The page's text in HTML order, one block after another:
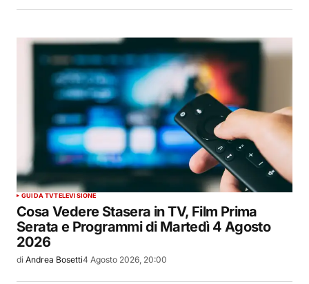
GUIDA TVTELEVISIONE
Cosa Vedere Stasera in TV, Film Prima
Serata e Programmi di Martedì 4 Agosto
2026
di Andrea Bosetti4 Agosto 2026, 20:00